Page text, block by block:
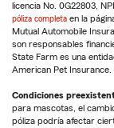
licencia No. 0G22803,
póliza completa en la
Mutual Automobile
son responsables
State Farm es una
American Pet Insurance.
Condiciones
para mascotas, el
póliza podría afectar